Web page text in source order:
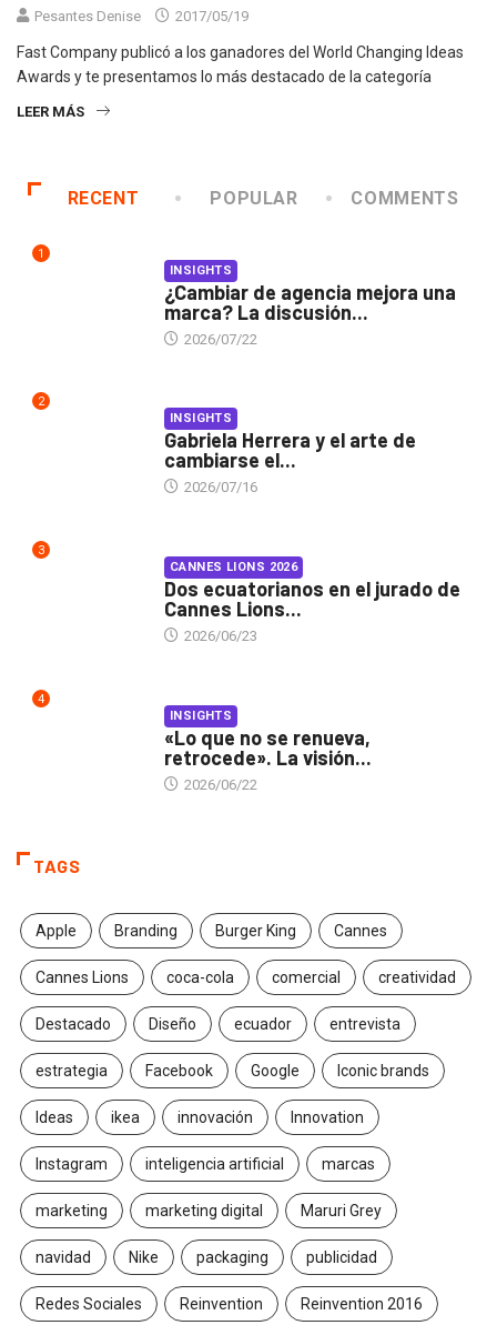
Pesantes Denise 2017/05/19
Fast Company publicó a los ganadores del World Changing Ideas
Awards y te presentamos lo más destacado de la categoría
LEER MÁS
RECENT POPULAR COMMENTS
1
INSIGHTS
¿Cambiar de agencia mejora una
marca? La discusión...
2026/07/22
2
INSIGHTS
Gabriela Herrera y el arte de
cambiarse el...
2026/07/16
3
CANNES LIONS 2026
Dos ecuatorianos en el jurado de
Cannes Lions...
2026/06/23
4
INSIGHTS
«Lo que no se renueva,
retrocede». La visión...
2026/06/22
TAGS
Apple Branding Burger King Cannes
Cannes Lions coca-cola comercial creatividad
Destacado Diseño ecuador entrevista
estrategia Facebook Google Iconic brands
Ideas ikea innovación Innovation
Instagram inteligencia artificial marcas
marketing marketing digital Maruri Grey
navidad Nike packaging publicidad
Redes Sociales Reinvention Reinvention 2016